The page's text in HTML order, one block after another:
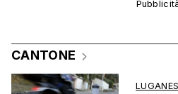
CANTONE